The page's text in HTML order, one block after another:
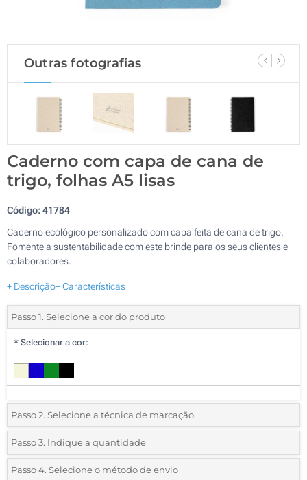
Outras fotografias
Caderno com capa de cana de
trigo, folhas A5 lisas
Código:41784
Caderno ecológico personalizado com capa feita de cana de trigo.
Fomente a sustentabilidade com este brinde para os seus clientes e
colaboradores.
+ Descrição+ Características
Passo 1. Selecione a cor do produto
* Selecionar a cor:
Passo 2. Selecione a técnica de marcação
*Selecione o tipo de marcação e as cores do logotipo:
1 Cor (Na frente)
Passo 3. Indique a quantidade
*Quantidade mínima:40
Passo 4. Selecione o método de envio